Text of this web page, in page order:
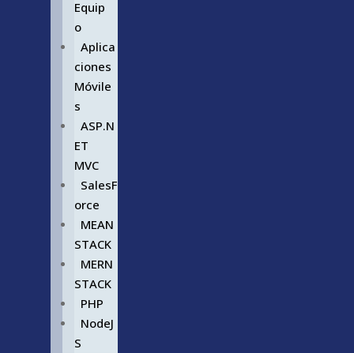
Equip
o
Aplica
ciones
Móvile
s
ASP.N
ET
MVC
SalesF
orce
MEAN
STACK
MERN
STACK
PHP
NodeJ
S